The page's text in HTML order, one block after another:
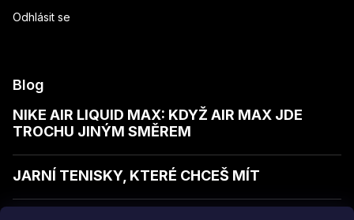
Odhlásit se
Blog
NIKE AIR LIQUID MAX: KDYŽ AIR MAX JDE
TROCHU JINÝM SMĚREM
JARNÍ TENISKY, KTERÉ CHCEŠ MÍT